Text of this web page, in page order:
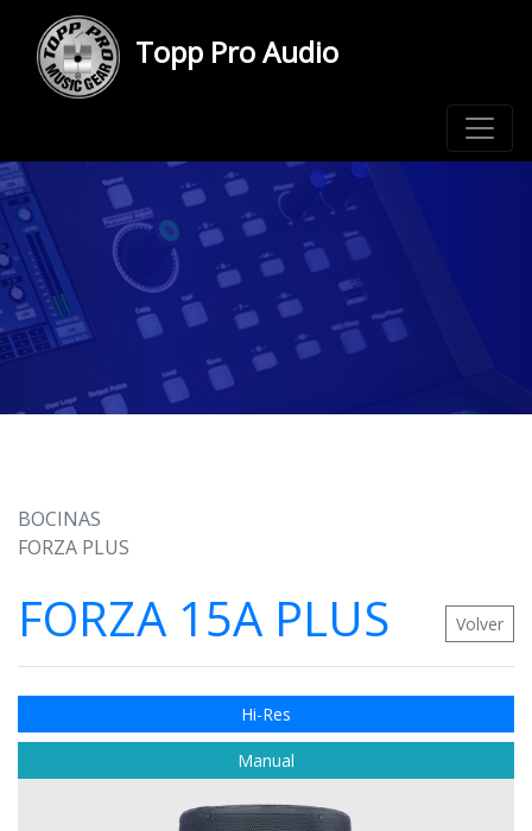
Topp Pro Audio
BOCINAS
FORZA PLUS
FORZA 15A PLUS Volver
Hi-Res
Manual